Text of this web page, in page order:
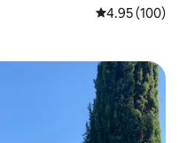
औसत रेटिंग 5 में से
4.95 (100)